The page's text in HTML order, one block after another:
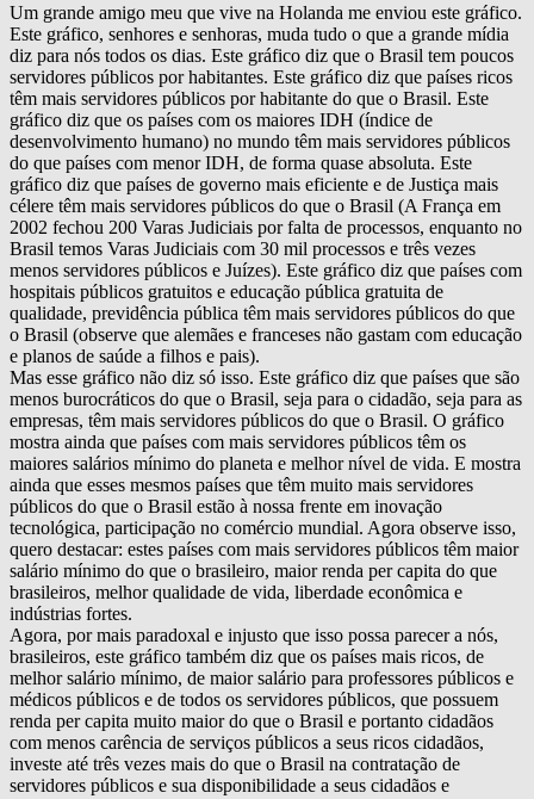
Um grande amigo meu que vive na Holanda me enviou este gráfico.
Este gráfico, senhores e senhoras, muda tudo o que a grande mídia
diz para nós todos os dias. Este gráfico diz que o Brasil tem poucos
servidores públicos por habitantes. Este gráfico diz que países ricos
têm mais servidores públicos por habitante do que o Brasil. Este
gráfico diz que os países com os maiores IDH (índice de
desenvolvimento humano) no mundo têm mais servidores públicos
do que países com menor IDH, de forma quase absoluta. Este
gráfico diz que países de governo mais eficiente e de Justiça mais
célere têm mais servidores públicos do que o Brasil (A França em
2002 fechou 200 Varas Judiciais por falta de processos, enquanto no
Brasil temos Varas Judiciais com 30 mil processos e três vezes
menos servidores públicos e Juízes). Este gráfico diz que países com
hospitais públicos gratuitos e educação pública gratuita de
qualidade, previdência pública têm mais servidores públicos do que
o Brasil (observe que alemães e franceses não gastam com educação
e planos de saúde a filhos e pais).
Mas esse gráfico não diz só isso. Este gráfico diz que países que são
menos burocráticos do que o Brasil, seja para o cidadão, seja para as
empresas, têm mais servidores públicos do que o Brasil. O gráfico
mostra ainda que países com mais servidores públicos têm os
maiores salários mínimo do planeta e melhor nível de vida. E mostra
ainda que esses mesmos países que têm muito mais servidores
públicos do que o Brasil estão à nossa frente em inovação
tecnológica, participação no comércio mundial. Agora observe isso,
quero destacar: estes países com mais servidores públicos têm maior
salário mínimo do que o brasileiro, maior renda per capita do que
brasileiros, melhor qualidade de vida, liberdade econômica e
indústrias fortes.
Agora, por mais paradoxal e injusto que isso possa parecer a nós,
brasileiros, este gráfico também diz que os países mais ricos, de
melhor salário mínimo, de maior salário para professores públicos e
médicos públicos e de todos os servidores públicos, que possuem
renda per capita muito maior do que o Brasil e portanto cidadãos
com menos carência de serviços públicos a seus ricos cidadãos,
investe até três vezes mais do que o Brasil na contratação de
servidores públicos e sua disponibilidade a seus cidadãos e